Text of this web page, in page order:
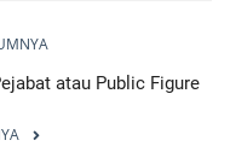
atau Public Figure